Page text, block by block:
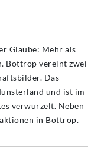
Glaube: Mehr als
Bottrop vereint zwei
Das
und ist im
verwurzelt. Neben
in Bottrop.